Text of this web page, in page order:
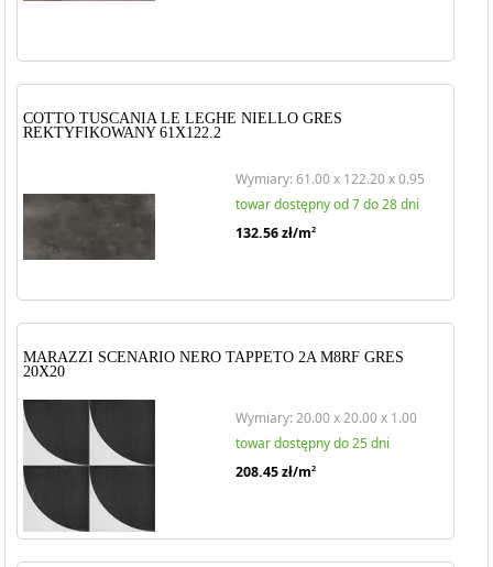
COTTO TUSCANIA LE LEGHE NIELLO GRES
REKTYFIKOWANY 61X122.2
Wymiary: 61.00 x 122.20 x 0.95
towar dostępny od 7 do 28 dni
132.56zł/m2
MARAZZI SCENARIO NERO TAPPETO 2A M8RF GRES
20X20
Wymiary: 20.00 x 20.00 x 1.00
towar dostępny do 25 dni
208.45zł/m2